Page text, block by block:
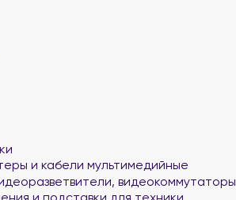
и кабели мультимедийные
видеокоммутаторы